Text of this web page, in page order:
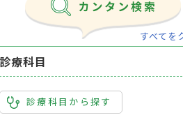
すべてを
診療科目
診療科目から探す